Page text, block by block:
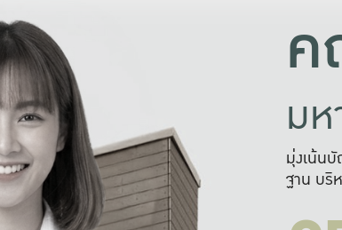
ค
ม
มุ่งเน้น
ฐาน บริ